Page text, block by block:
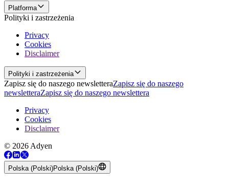
Platforma
Polityki i zastrzeżenia
Privacy
Cookies
Disclaimer
Polityki i zastrzeżenia
Zapisz się do naszego newsletteraZapisz się do naszego
newsletteraZapisz się do naszego newslettera
Privacy
Cookies
Disclaimer
© 2026 Adyen
Polska (Polski)Polska (Polski)